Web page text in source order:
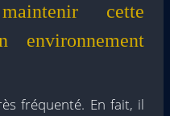
cette
environnement
fréquenté. En fait, il